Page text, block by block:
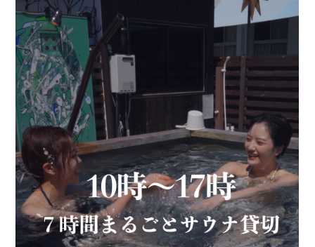
宿泊
アクティビティ
１日の過ごし方
FAQ
コラム